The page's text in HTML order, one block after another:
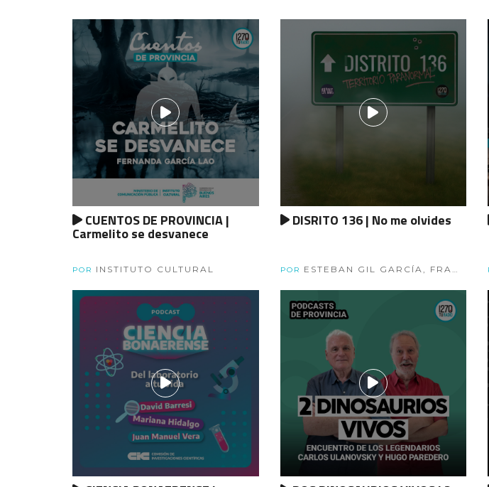
CUENTOS DE PROVINCIA |
Carmelito se desvanece
POR INSTITUTO CULTURAL
DISRITO 136 | No me olvides
POR
ESTEBAN GIL GARCÍA, FRAN